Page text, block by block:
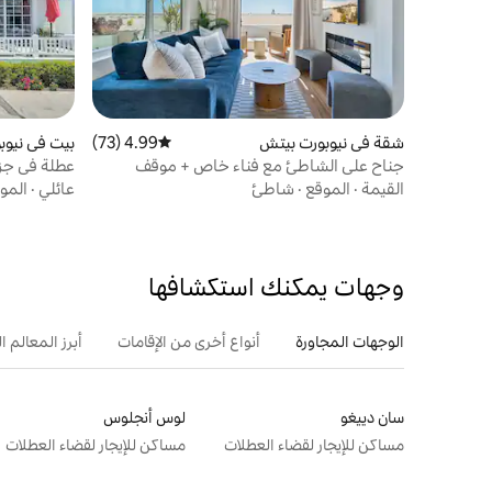
شقة في نيوبورت بيتش متوسط التقييم 4.99 من 5، 73 مراجعات
4.99 (73)
جناح على الشاطئ مع فناء خاص + موقف
سيارات
القيمة · الموقع · شاطئ
بيت في
عطلة في
عائلي ·
وجهات يمكنك استكشافها
الوجهات المجاورة أنواع أخرى من الإقامات أبرز المعالم
سان دييغو
مساكن للإيجار لقضاء العطلات
لوس أنجلوس
مساكن للإيجار لقضاء العطلات